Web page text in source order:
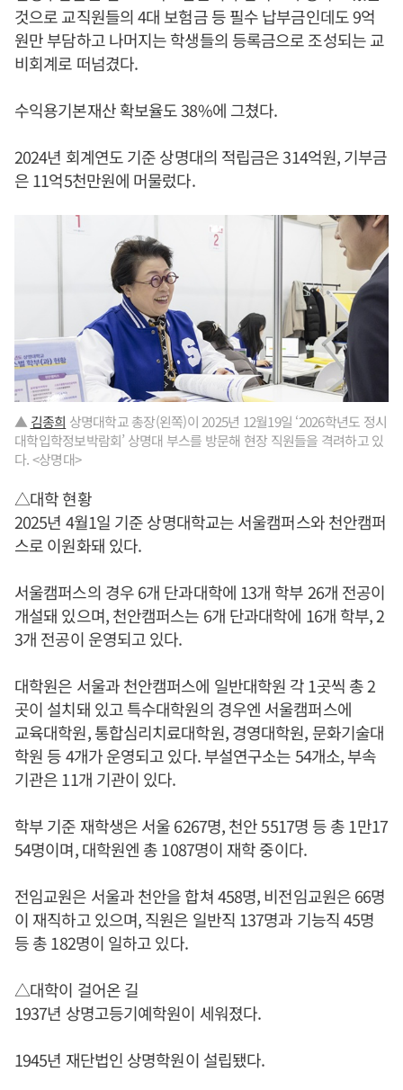
것으로 교직원들의 4대 보험금 등 필수 납부금인데도 9억
원만 부담하고 나머지는 학생들의 등록금으로 조성되는 교
비회계로 떠넘겼다.
수익용기본재산 확보율도 38%에 그쳤다.
2024년 회계연도 기준 상명대의 적립금은 314억원, 기부금
은 11억5천만원에 머물렀다.
▲ 김종희 상명대학교 총장(왼쪽)이 2025년 12월19일 ‘2026학년도 정시
대학입학정보박람회’ 상명대 부스를 방문해 현장 직원들을 격려하고 있
다. <상명대>
△대학 현황
2025년 4월1일 기준 상명대학교는 서울캠퍼스와 천안캠퍼
스로 이원화돼 있다.
서울캠퍼스의 경우 6개 단과대학에 13개 학부 26개 전공이
개설돼 있으며, 천안캠퍼스는 6개 단과대학에 16개 학부, 2
3개 전공이 운영되고 있다.
대학원은 서울과 천안캠퍼스에 일반대학원 각 1곳씩 총 2
곳이 설치돼 있고 특수대학원의 경우엔 서울캠퍼스에
교육대학원, 통합심리치료대학원, 경영대학원, 문화기술대
학원 등 4개가 운영되고 있다. 부설연구소는 54개소, 부속
기관은 11개 기관이 있다.
학부 기준 재학생은 서울 6267명, 천안 5517명 등 총 1만17
54명이며, 대학원엔 총 1087명이 재학 중이다.
전임교원은 서울과 천안을 합쳐 458명, 비전임교원은 66명
이 재직하고 있으며, 직원은 일반직 137명과 기능직 45명
등 총 182명이 일하고 있다.
△대학이 걸어온 길
1937년 상명고등기예학원이 세워졌다.
1945년 재단법인 상명학원이 설립됐다.